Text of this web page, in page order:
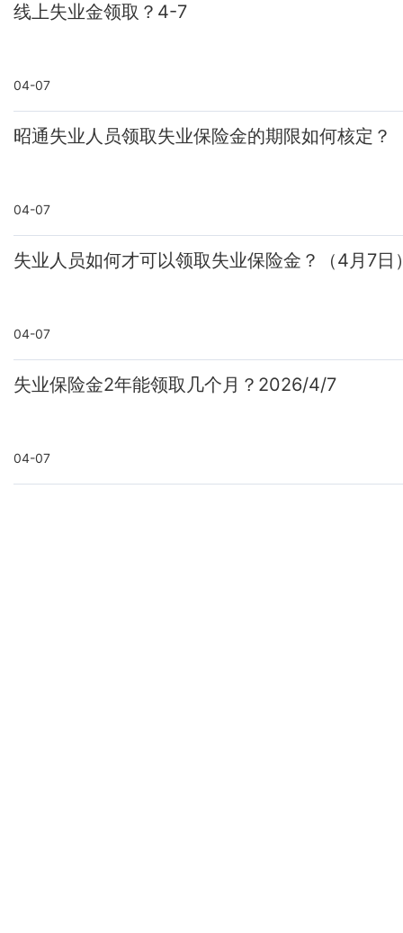
线上失业金领取？4-7
04-07
昭通失业人员领取失业保险金的期限如何核定？
04-07
失业人员如何才可以领取失业保险金？（4月7日
04-07
失业保险金2年能领取几个月？2026/4/7
04-07